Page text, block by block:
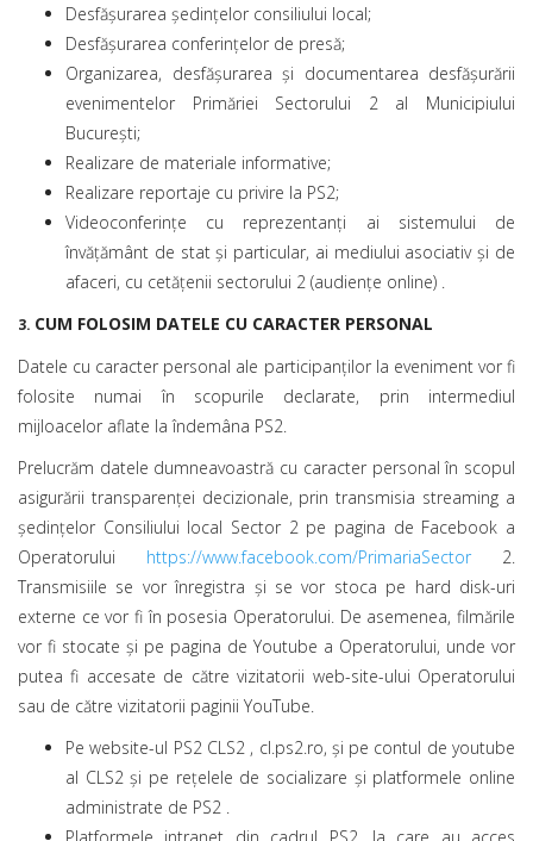
Desfăşurarea şedinţelor consiliului local;
Desfășurarea conferințelor de presă;
Organizarea, desfăşurarea şi documentarea desfăşurării
evenimentelor Primăriei Sectorului 2 al Municipiului
Bucureşti;
Realizare de materiale informative;
Realizare reportaje cu privire la PS2;
Videoconferinţe cu reprezentanți ai sistemului de
învățământ de stat și particular, ai mediului asociativ și de
afaceri, cu cetățenii sectorului 2 (audiențe online) .
3. CUM FOLOSIM DATELE CU CARACTER PERSONAL
Datele cu caracter personal ale participanţilor la eveniment vor fi
folosite numai în scopurile declarate, prin intermediul
mijloacelor aflate la îndemâna PS2.
Prelucrăm datele dumneavoastră cu caracter personal în scopul
asigurării transparenţei decizionale, prin transmisia streaming a
şedinţelor Consiliului local Sector 2 pe pagina de Facebook a
Operatorului https://www.facebook.com/PrimariaSector 2.
Transmisiile se vor înregistra şi se vor stoca pe hard disk-uri
externe ce vor fi în posesia Operatorului. De asemenea, filmările
vor fi stocate şi pe pagina de Youtube a Operatorului, unde vor
putea fi accesate de către vizitatorii web-site-ului Operatorului
sau de către vizitatorii paginii YouTube.
Pe website-ul PS2 CLS2 , cl.ps2.ro, şi pe contul de youtube
al CLS2 şi pe reţelele de socializare şi platformele online
administrate de PS2 .